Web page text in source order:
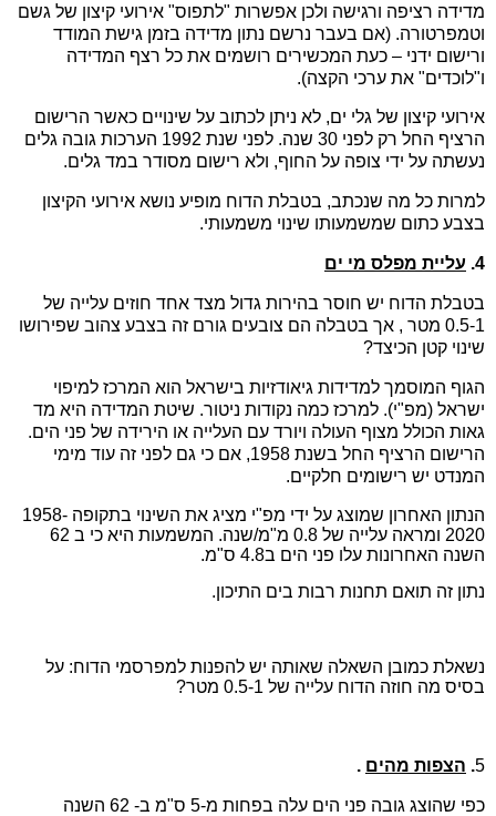
מדידה רציפה ורגישה ולכן אפשרות "לתפוס" אירועי קיצון של גשם
וטמפרטורה. (אם בעבר נרשם נתון מדידה בזמן גישת המודד
ורישום ידני – כעת המכשירים רושמים את כל רצף המדידה
ו"לוכדים" את ערכי הקצה).
אירועי קיצון של גלי ים, לא ניתן לכתוב על שינויים כאשר הרישום
הרציף החל רק לפני 30 שנה. לפני שנת 1992 הערכות גובה גלים
נעשתה על ידי צופה על החוף, ולא רישום מסודר במד גלים.
למרות כל מה שנכתב, בטבלת הדוח מופיע נושא אירועי הקיצון
בצבע כתום שמשמעותו שינוי משמעותי.
4. עליית מפלס מי ים
בטבלת הדוח יש חוסר בהירות גדול מצד אחד חוזים עלייה של
0.5-1 מטר , אך בטבלה הם צובעים גורם זה בצבע צהוב שפירושו
שינוי קטן הכיצד?
הגוף המוסמך למדידות גיאודזיות בישראל הוא המרכז למיפוי
ישראל (מפ"י). למרכז כמה נקודות ניטור. שיטת המדידה היא מד
גאות הכולל מצוף העולה ויורד עם העלייה או הירידה של פני הים.
הרישום הרציף החל בשנת 1958, אם כי גם לפני זה עוד מימי
המנדט יש רישומים חלקיים.
הנתון האחרון שמוצג על ידי מפ"י מציג את השינוי בתקופה 1958-
2020 ומראה עלייה של 0.8 מ"מ/שנה. המשמעות היא כי ב 62
השנה האחרונות עלו פני הים ב4.8 ס"מ.
נתון זה תואם תחנות רבות בים התיכון.
נשאלת כמובן השאלה שאותה יש להפנות למפרסמי הדוח: על
בסיס מה חוזה הדוח עלייה של 0.5-1 מטר?
5
. הצפות מהים .
כפי שהוצג גובה פני הים עלה בפחות מ-5 ס"מ ב- 62 השנה